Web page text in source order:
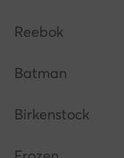
Reebok
Batman
Birkenstock